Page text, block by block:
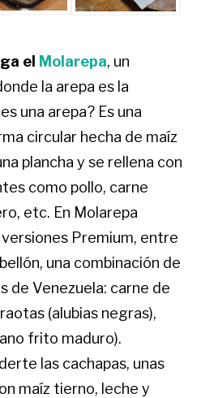
el Molarepa, un
la arepa es la
una arepa? Es una
circular hecha de maíz
plancha y se rellena con
como pollo, carne
etc. En Molarepa
Premium, entre
una combinación de
de Venezuela: carne de
(alubias negras),
frito maduro).
las cachapas, unas
maíz tierno, leche y